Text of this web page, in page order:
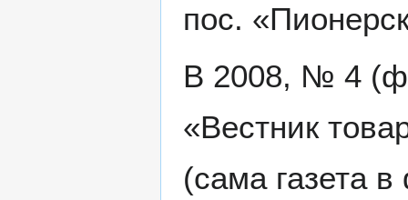
пос.
В 2008, № 4
«Вестник
(сама газета